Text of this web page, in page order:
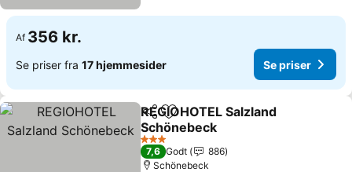
Af 356 kr.
Se priser fra 17 hjemmesider Se priser
Del Føj til favoritter
REGIOHOTEL Salzland
Schönebeck
3 Stjerner
7,6 Godt
886
Schönebeck